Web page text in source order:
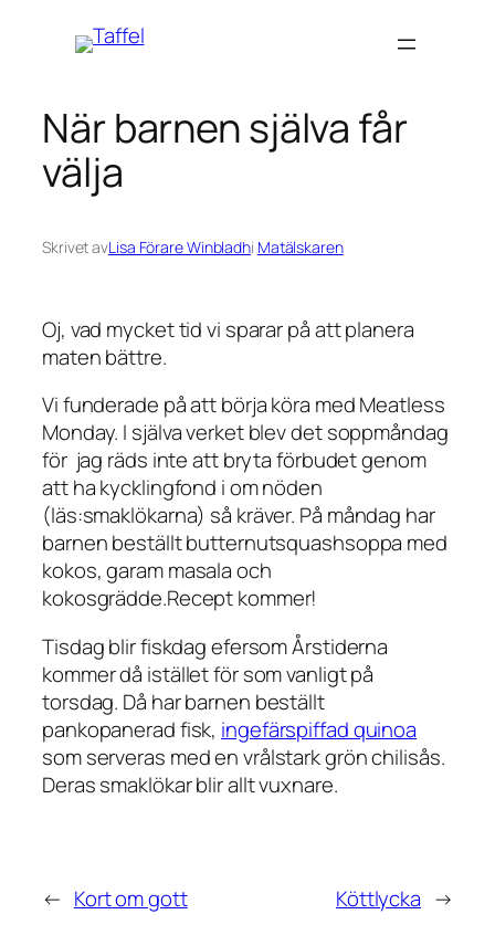
När barnen själva får
välja
Skrivet avLisa Förare Winbladhi Matälskaren
Oj, vad mycket tid vi sparar på att planera
maten bättre.
Vi funderade på att börja köra med Meatless
Monday. I själva verket blev det soppmåndag
för jag räds inte att bryta förbudet genom
att ha kycklingfond i om nöden
(läs:smaklökarna) så kräver. På måndag har
barnen beställt butternutsquashsoppa med
kokos, garam masala och
kokosgrädde.Recept kommer!
Tisdag blir fiskdag efersom Årstiderna
kommer då istället för som vanligt på
torsdag. Då har barnen beställt
pankopanerad fisk, ingefärspiffad quinoa
som serveras med en vrålstark grön chilisås.
Deras smaklökar blir allt vuxnare.
← Kort om gott Köttlycka →